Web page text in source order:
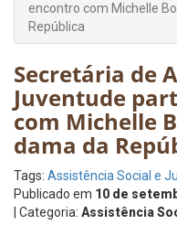
encontro com Michelle
República
Secretária de
Juventude
com Michelle
dama da
Tags: Assistência Social e
Publicado em 10 de
| Categoria: Assistência